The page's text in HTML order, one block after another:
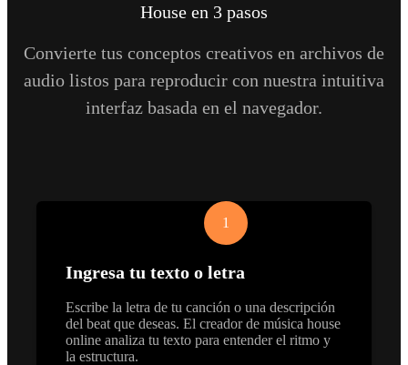
House en 3 pasos
Convierte tus conceptos creativos en archivos de
audio listos para reproducir con nuestra intuitiva
interfaz basada en el navegador.
1
Ingresa tu texto o letra
Escribe la letra de tu canción o una descripción
del beat que deseas. El creador de música house
online analiza tu texto para entender el ritmo y
la estructura.